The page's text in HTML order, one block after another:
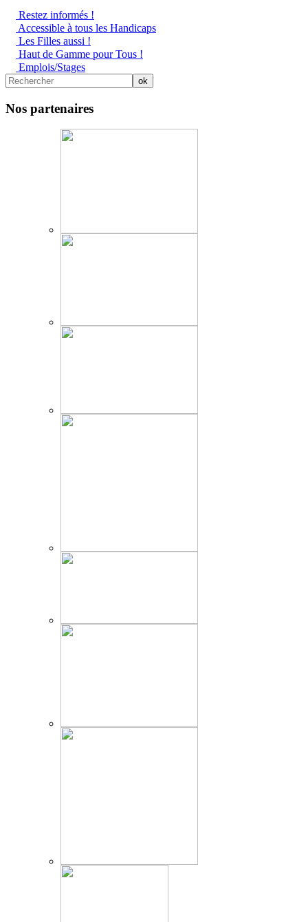
Restez informés !
Accessible à tous les Handicaps
Les Filles aussi !
Haut de Gamme pour Tous !
Emplois/Stages
Nos partenaires